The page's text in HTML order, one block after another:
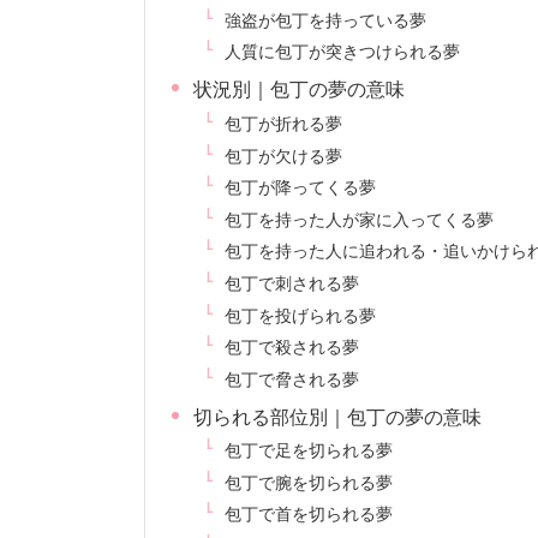
強盗が包丁を持っている夢
人質に包丁が突きつけられる夢
状況別｜包丁の夢の意味
包丁が折れる夢
包丁が欠ける夢
包丁が降ってくる夢
包丁を持った人が家に入ってくる夢
包丁を持った人に追われる・追いかけら
包丁で刺される夢
包丁を投げられる夢
包丁で殺される夢
包丁で脅される夢
切られる部位別｜包丁の夢の意味
包丁で足を切られる夢
包丁で腕を切られる夢
包丁で首を切られる夢